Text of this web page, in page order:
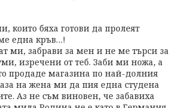
които бяха готови да пролеят
една кръв…!
ми, забрави за мен и не ме търси за
изречени от теб. Заби ми ножа, а
продаде магазина по най-долния
на жена ми да пия една студена
Аз не съм виновен, че забавиха